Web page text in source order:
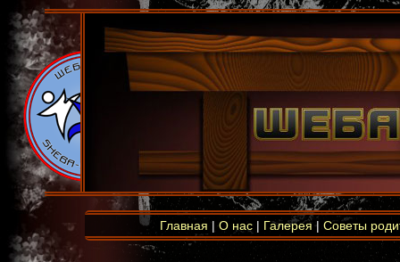
Главная | О нас | Галерея | Советы